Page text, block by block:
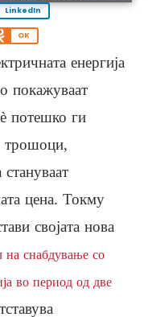
LinkedIn
OK
енергија
покажуваат
потешко ги
трошоци,
цена. Токму
својата нова
на снабдување со
во период од две